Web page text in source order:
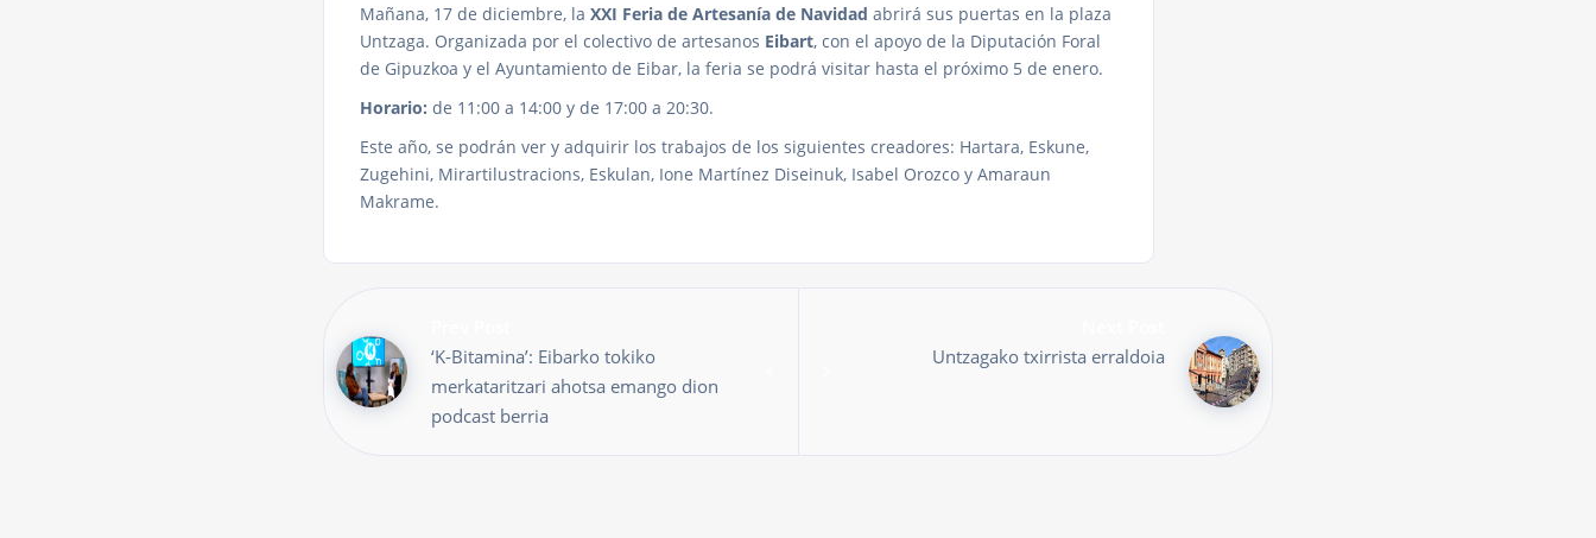
Mañana, 17 de diciembre, la XXI Feria de Artesanía de Navidad abrirá sus puertas en la plaza
Untzaga. Organizada por el colectivo de artesanos Eibart, con el apoyo de la Diputación Foral
de Gipuzkoa y el Ayuntamiento de Eibar, la feria se podrá visitar hasta el próximo 5 de enero.
Horario: de 11:00 a 14:00 y de 17:00 a 20:30.
Este año, se podrán ver y adquirir los trabajos de los siguientes creadores: Hartara, Eskune,
Zugehini, Mirartilustracions, Eskulan, Ione Martínez Diseinuk, Isabel Orozco y Amaraun
Makrame.
‘K-Bitamina’: Eibarko tokiko
merkataritzari ahotsa emango dion
podcast berria
Untzagako txirrista erraldoia